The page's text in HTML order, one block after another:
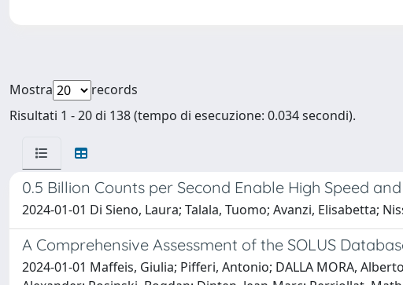
Mostra
records
Risultati 1 - 20 di 138 (tempo di esecuzione: 0.034 secondi).
0.5 Billion Counts per Second Enable High Speed
2024-01-01 Di Sieno, Laura; Talala, Tuomo; Avanzi, Elisabetta;
A Comprehensive Assessment of the SOLUS
2024-01-01 Maffeis, Giulia; Pifferi, Antonio; DALLA MORA,